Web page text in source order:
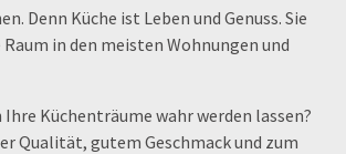
Denn Küche ist Leben und Genuss. Sie
in den meisten Wohnungen und
Ihre Küchenträume wahr werden lassen?
Qualität, gutem Geschmack und zum